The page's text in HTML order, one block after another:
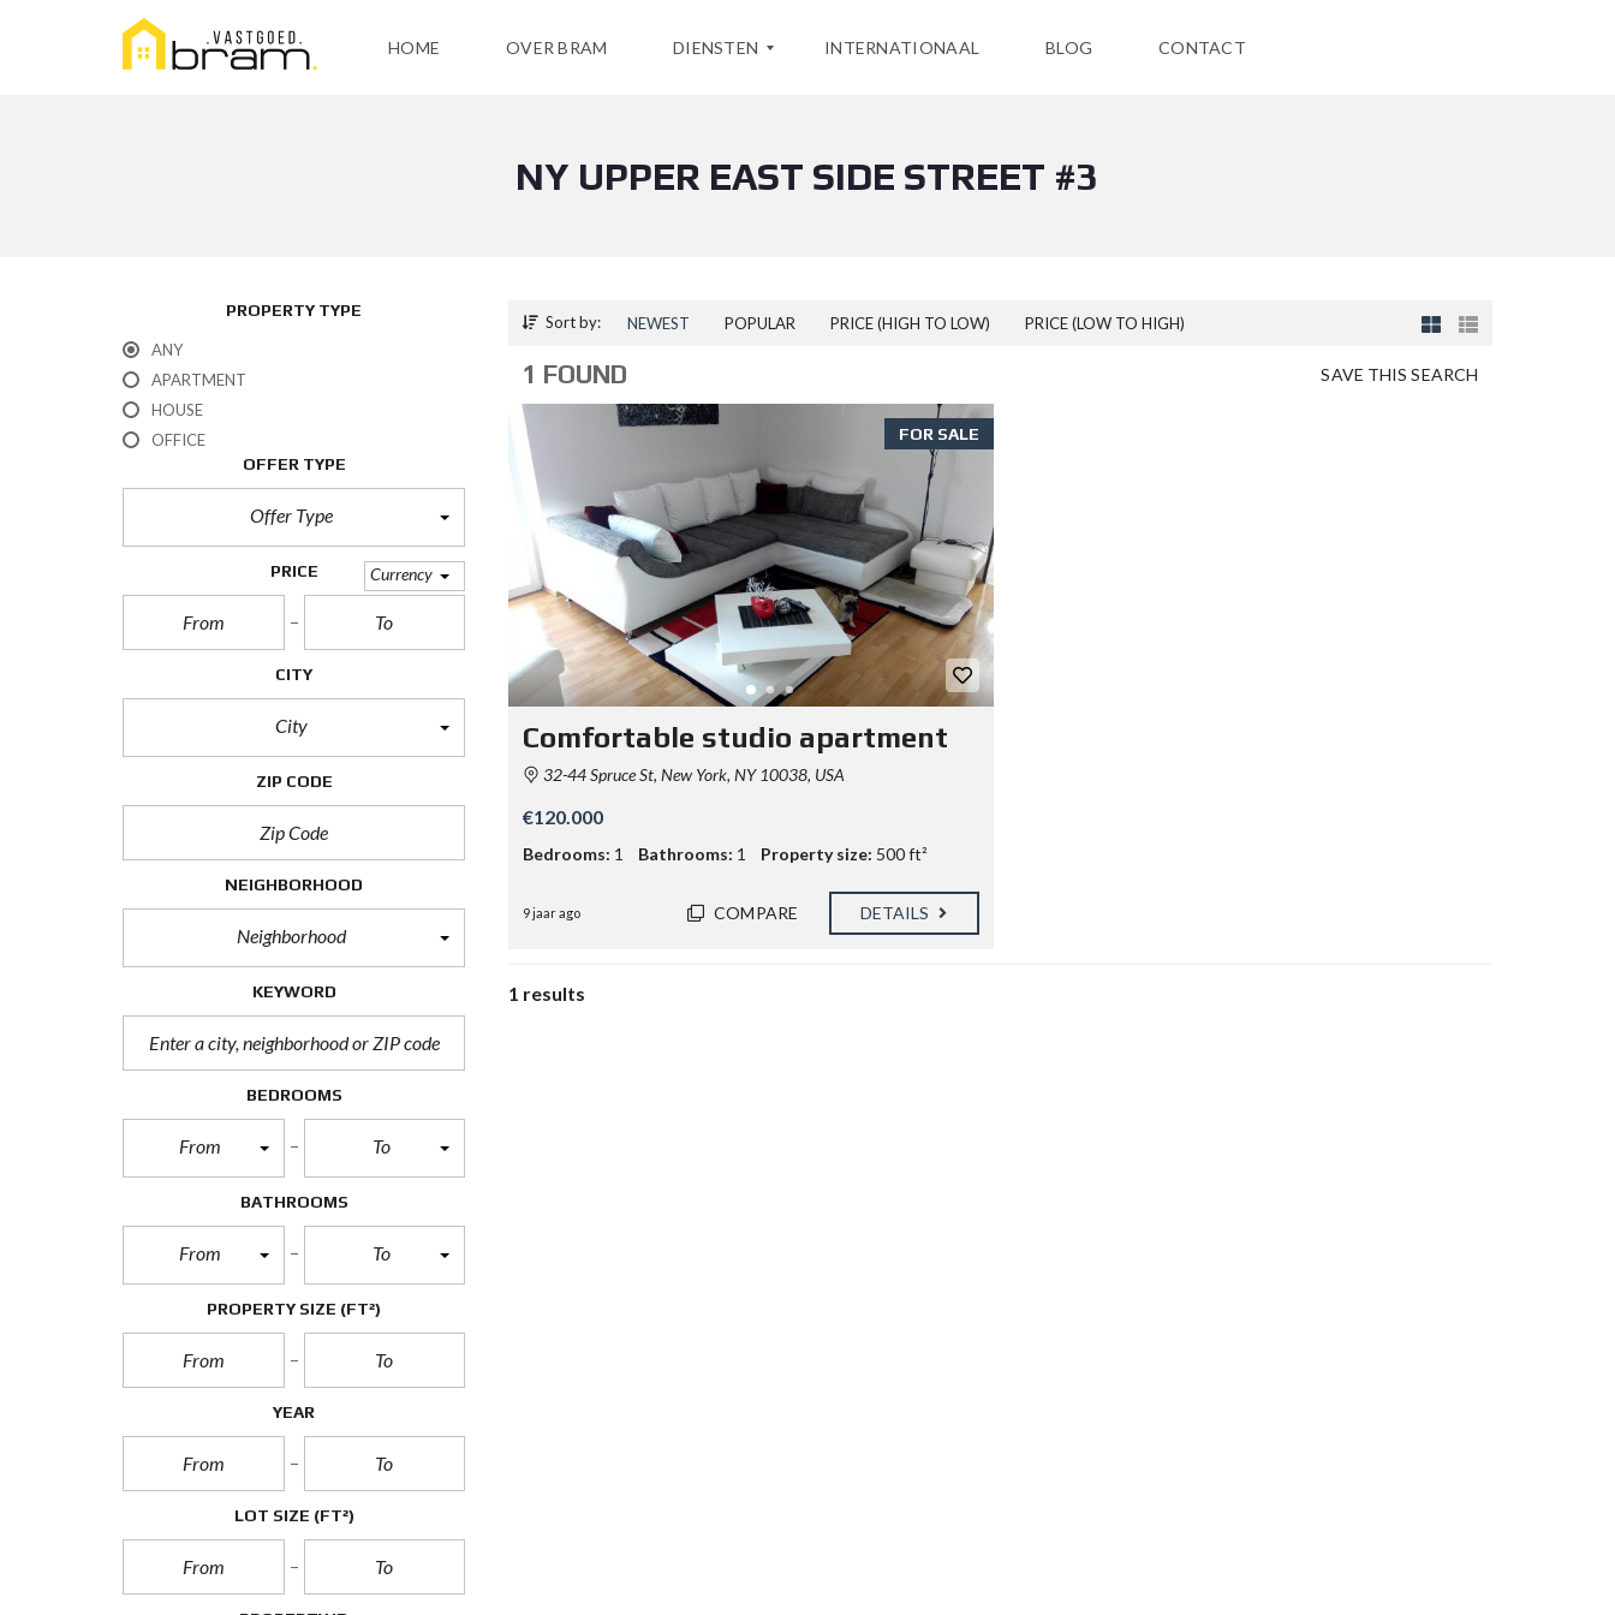
HOME OVER BRAM DIENSTEN
A
A
K
O
O
N
T
W
K
K
L
E
H
E
INTERNATIONAAL BLOG CONTACT
NY UPPER EAST SIDE STREET #3
PROPERTY TYPE
ANY
APARTMENT
HOUSE
OFFICE
OFFER TYPE
Offer Type
PRICE Currency
CITY
City
ZIP CODE
NEIGHBORHOOD
Neighborhood
KEYWORD
BEDROOMS
From To
BATHROOMS
From To
PROPERTY SIZE (FT²)
YEAR
LOT SIZE (FT²)
Sort by: NEWEST POPULAR PRICE (HIGH TO LOW) PRICE (LOW TO HIGH)
SAVE THIS SEARCH
1 FOUND
FOR SALE
Comfortable studio apartment
32-44 Spruce St, New York, NY 10038, USA
€120.000
Bedrooms: 1 Bathrooms: 1 Property size: 500 ft²
9 jaar ago COMPARE DETAILS
1 results